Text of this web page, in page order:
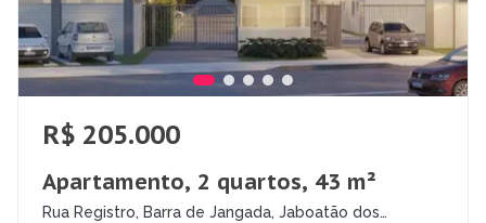
R$ 205.000
Apartamento, 2 quartos, 43 m²
Rua Registro, Barra de Jangada, Jaboatão dos